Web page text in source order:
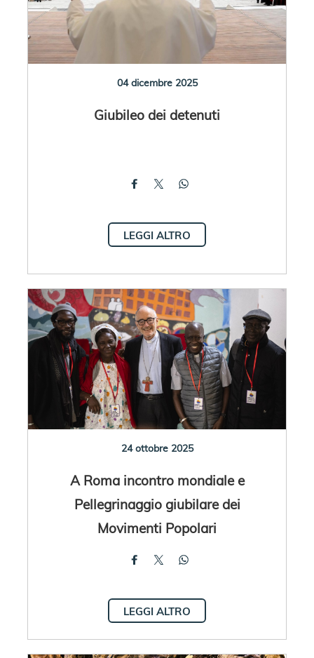
04 dicembre 2025
Giubileo dei detenuti
LEGGI ALTRO
24 ottobre 2025
A Roma incontro mondiale e
Pellegrinaggio giubilare dei
Movimenti Popolari
LEGGI ALTRO